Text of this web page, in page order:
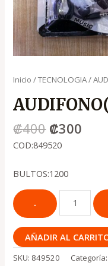
Inicio /TECNOLOGIA/
₡400 ₡300
COD:849520
BULTOS:1200
AÑADIR AL
SKU: 849520